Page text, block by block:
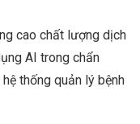
cao chất lượng dịch
AI trong chẩn
thống quản lý bệnh